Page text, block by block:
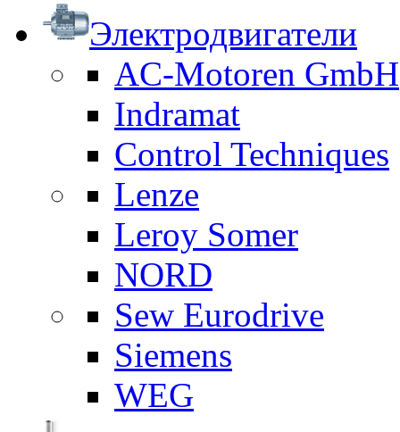
Электродвигатели
AC-Motoren GmbH
Indramat
Control Techniques
Lenze
Leroy Somer
NORD
Sew Eurodrive
Siemens
WEG